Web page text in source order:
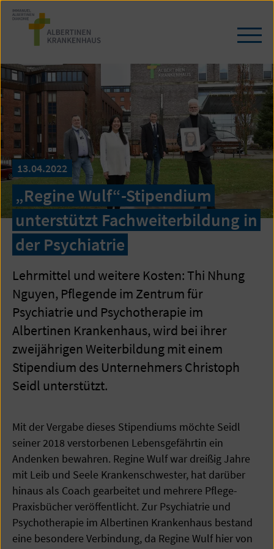
Zum
Seiteninhalt
springen
/
13.04.2022
„Regine Wulf“-Stipendium
unterstützt Fachweiterbildung in
der Psychiatrie
Lehrmittel und weitere Kosten: Thi Nhung
Nguyen, Pflegende im Zentrum für
Psychiatrie und Psychotherapie im
Albertinen Krankenhaus, wird bei ihrer
zweijährigen Weiterbildung mit einem
Stipendium des Unternehmers Christoph
Seidl unterstützt.
Mit der Vergabe dieses Stipendiums möchte Seidl
seiner 2018 verstorbenen Lebensgefährtin ein
Andenken bewahren. Regine Wulf war dreißig Jahre
mit Leib und Seele Krankenschwester, hat darüber
hinaus als Coach gearbeitet und mehrere Pflege-
Praxisbücher veröffentlicht. Zur Psychiatrie und
Psychotherapie im Albertinen Krankenhaus bestand
eine besondere Verbindung, da Regine Wulf hier von